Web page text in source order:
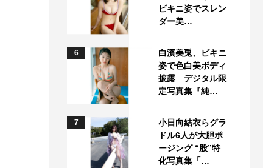
ビキニ姿でスレン
ダー美…
6
白濱美兎、ビキニ
姿で色白美ボディ
披露 デジタル限
定写真集『純…
7
小日向結衣らグラ
ドル6人が大胆ポ
ージング “股”特
化写真集「…